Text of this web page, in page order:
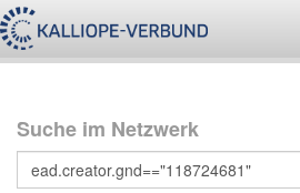
Suche im Netzwerk